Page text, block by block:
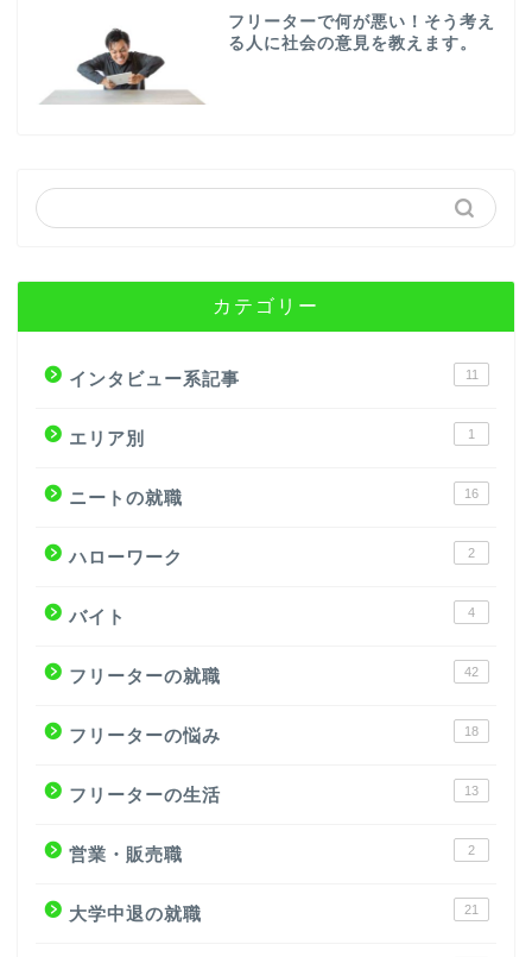
フリーターで何が悪い！そう考え
る人に社会の意見を教えます。
カテゴリー
インタビュー系記事 11
エリア別 1
ニートの就職 16
ハローワーク 2
バイト 4
フリーターの就職 42
フリーターの悩み 18
フリーターの生活 13
営業・販売職 2
大学中退の就職 21